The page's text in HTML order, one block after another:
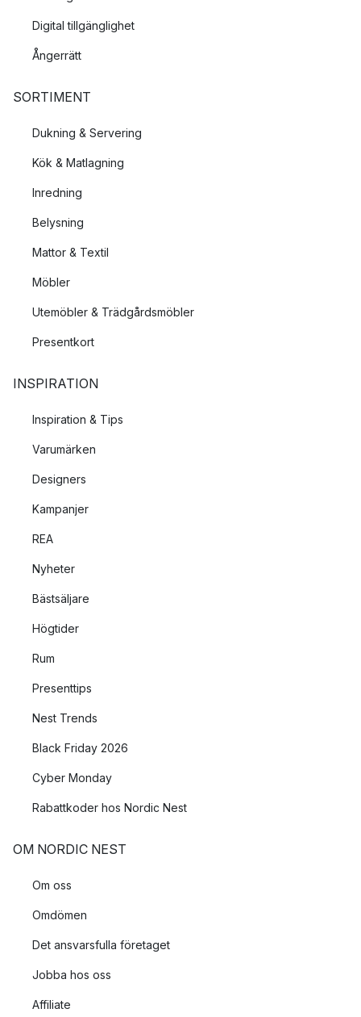
Digital tillgänglighet
Ångerrätt
SORTIMENT
Dukning & Servering
Kök & Matlagning
Inredning
Belysning
Mattor & Textil
Möbler
Utemöbler & Trädgårdsmöbler
Presentkort
INSPIRATION
Inspiration & Tips
Varumärken
Designers
Kampanjer
REA
Nyheter
Bästsäljare
Högtider
Rum
Presenttips
Nest Trends
Black Friday 2026
Cyber Monday
Rabattkoder hos Nordic Nest
OM NORDIC NEST
Om oss
Omdömen
Det ansvarsfulla företaget
Jobba hos oss
Affiliate